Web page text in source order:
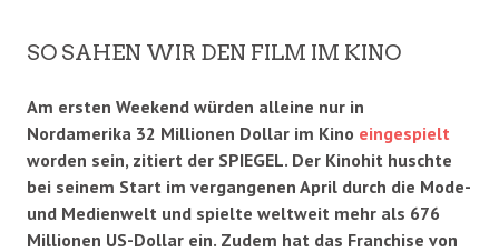
SO SAHEN WIR DEN FILM IM KINO
Am ersten Weekend würden alleine nur in
Nordamerika 32 Millionen Dollar im Kino eingespielt
worden sein, zitiert der SPIEGEL. Der Kinohit huschte
bei seinem Start im vergangenen April durch die Mode-
und Medienwelt und spielte weltweit mehr als 676
Millionen US-Dollar ein. Zudem hat das Franchise von